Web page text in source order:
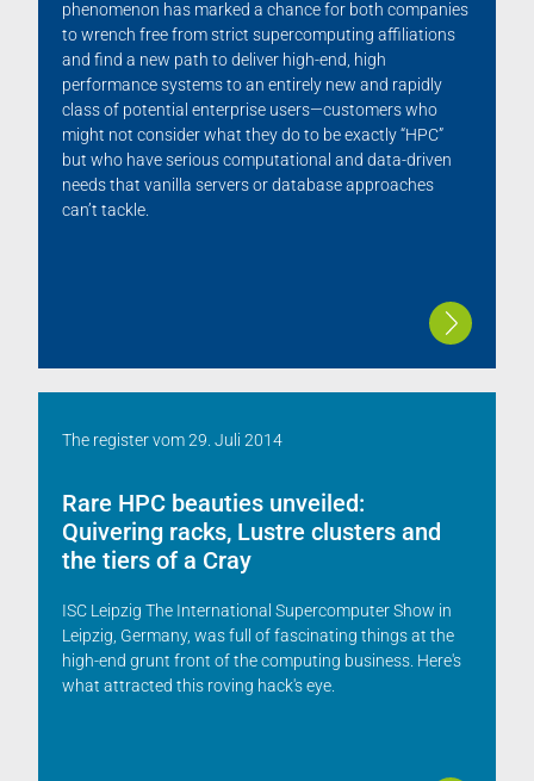
phenomenon has marked a chance for both companies
to wrench free from strict supercomputing affiliations
and find a new path to deliver high-end, high
performance systems to an entirely new and rapidly
class of potential enterprise users—customers who
might not consider what they do to be exactly “HPC”
but who have serious computational and data-driven
needs that vanilla servers or database approaches
can’t tackle.
The registervom29. Juli 2014
Rare HPC beauties unveiled:
Quivering racks, Lustre clusters and
the tiers of a Cray
ISC Leipzig The International Supercomputer Show in
Leipzig, Germany, was full of fascinating things at the
high-end grunt front of the computing business. Here's
what attracted this roving hack's eye.